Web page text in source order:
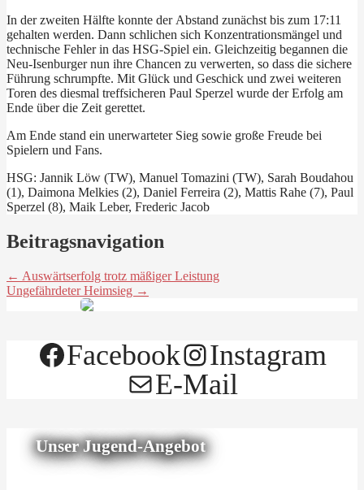
In der zweiten Hälfte konnte der Abstand zunächst bis zum 17:11
gehalten werden. Dann schlichen sich Konzentrationsmängel und
technische Fehler in das HSG-Spiel ein. Gleichzeitig begannen die
Neu-Isenburger nun ihre Chancen zu verwerten, so dass die sichere
Führung schrumpfte. Mit Glück und Geschick und zwei weiteren
Toren des diesmal treffsicheren Paul Sperzel wurde der Erfolg am
Ende über die Zeit gerettet.
Am Ende stand ein unerwarteter Sieg sowie große Freude bei
Spielern und Fans.
HSG: Jannik Löw (TW), Manuel Tomazini (TW), Sarah Boudahou
(1), Daimona Melkies (2), Daniel Ferreira (2), Mattis Rahe (7), Paul
Sperzel (8), Maik Leber, Frederic Jacob
Beitragsnavigation
← Auswärtserfolg trotz mäßiger Leistung
Ungefährdeter Heimsieg →
Facebook
Instagram
E-Mail
Unser Jugend-Angebot